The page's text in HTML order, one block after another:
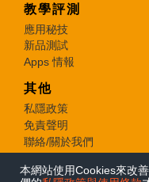
本網站使用Cookies來改
教學評測
應用秘技
新品測試
Apps 情報
其他
私隱政策
免責聲明
聯絡/關於我們
© 2026 e-zone. All